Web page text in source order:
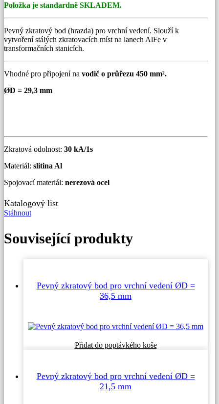
Položka je standardně SKLADEM.
Pevný zkratový bod (hrazda) pro vrchní vedení. Slouží k
vytvoření stálých zkratovacích míst na lanech AlFe v
transformačních stanicích.
Vhodné pro připojení na vodič o průřezu 450 mm².
ØD = 29,3 mm
Zkratová odolnost: 30 kA/1s
Materiál: slitina Al
Spojovací materiál: nerezová ocel
Katalogový list
Stáhnout
Související produkty
Pevný zkratový bod pro vrchní vedení ØD =
36,5 mm
Přidat do poptávkého koše
Pevný zkratový bod pro vrchní vedení ØD =
21,5 mm